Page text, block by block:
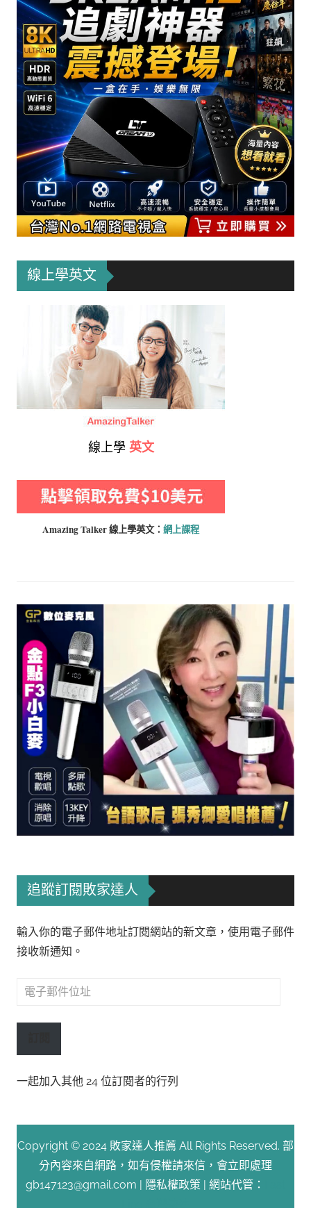
線上學英文
線上學 英文
Amazing Talker 線上學英文： 網上課程
追蹤訂閱敗家達人
輸入你的電子郵件地址訂閱網站的新文章，使用電子郵件
接收新通知。
電
郵
址
一起加入其他 24 位訂閱者的行列
Copyright © 2024 敗家達人推薦 All Rights Reserved. 部
分內容來自網路，如有侵權請來信，會立即處理
gb147123@gmail.com | 隱私權政策 | 網站代管：